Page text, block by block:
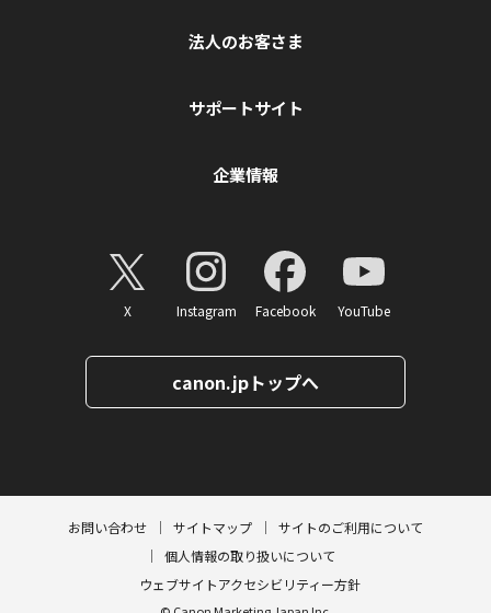
法人のお客さま
サポートサイト
企業情報
X Instagram Facebook YouTube
canon.jpトップへ
お問い合わせ サイトマップ
サイトのご利用について
個人情報の取り扱いについて
ウェブサイトアクセシビリティー方針